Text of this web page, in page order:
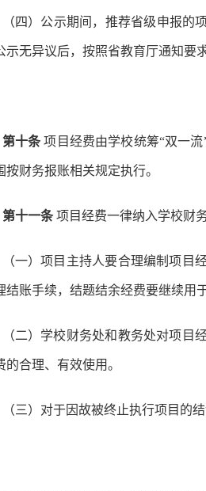
（四）公示期间，推荐省级申报的
示无异议后，按照省教育厅通知要
第十条项目经费由学校统筹“双一
按财务报账相关规定执行。
第十一条项目经费一律纳入学校财
（一）项目主持人要合理编制项
结账手续，结题结余经费要继续用
（二）学校财务处和教务处对项
的合理、有效使用。
（三）对于因故被终止执行项目的